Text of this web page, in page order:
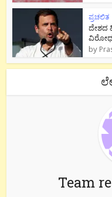
ಪ್ರಚಲಿತ
ದೇಶದ
by
Team